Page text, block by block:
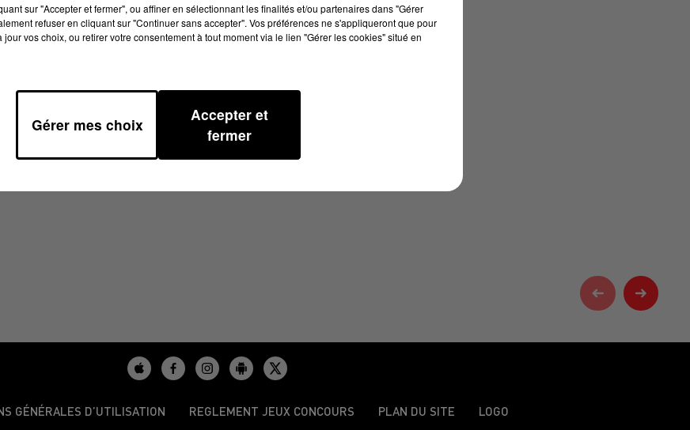
À 11H00
GÉNÉRALES D’UTILISATION REGLEMENT JEUX CONCOURS PLAN DU SITE LOGO
sur "Accepter et fermer", ou affiner en sélectionnant les finalités et/ou partenaires dans "Gérer
refuser en cliquant sur "Continuer sans accepter". Vos préférences ne s'appliqueront que pour
jour vos choix, ou retirer votre consentement à tout moment via le lien "Gérer les cookies" situé en
Gérer mes choix
Accepter et
fermer